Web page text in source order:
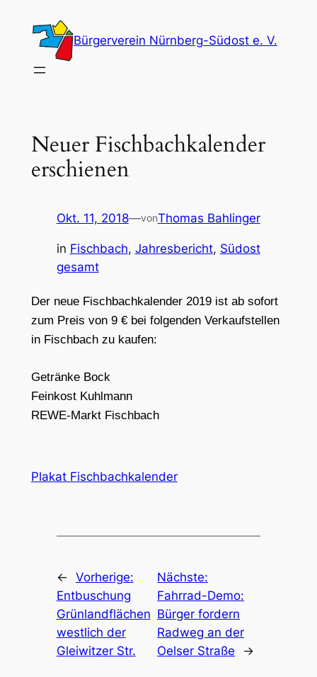
Inhalt
springen
Bürgerverein Nürnberg-Südost e. V.
Neuer Fischbachkalender
erschienen
Okt. 11, 2018—vonThomas Bahlinger
in Fischbach, Jahresbericht, Südost
gesamt
Der neue Fischbachkalender 2019 ist ab sofort
zum Preis von 9 € bei folgenden Verkaufstellen
in Fischbach zu kaufen:
Getränke Bock
Feinkost Kuhlmann
REWE-Markt Fischbach
Plakat Fischbachkalender
← Vorherige:
Entbuschung
Grünlandflächen
westlich der
Gleiwitzer Str.
Nächste:
Fahrrad-Demo:
Bürger fordern
Radweg an der
Oelser Straße
→